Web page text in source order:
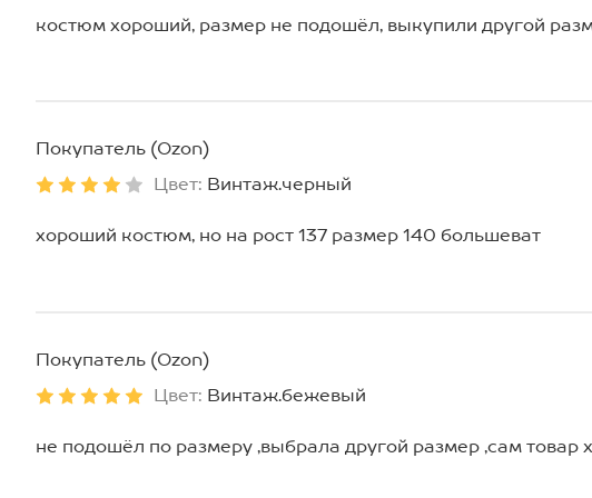
костюм хороший, размер не подошёл, выкупили другой
Покупатель (Ozon)
Цвет: Винтаж.черный
хороший костюм, но на рост 137 размер 140 большеват
Покупатель (Ozon)
Цвет: Винтаж.бежевый
не подошёл по размеру ,выбрала другой размер ,сам товар